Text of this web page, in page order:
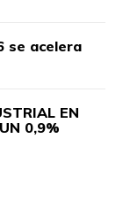
se acelera
EN
0,9%